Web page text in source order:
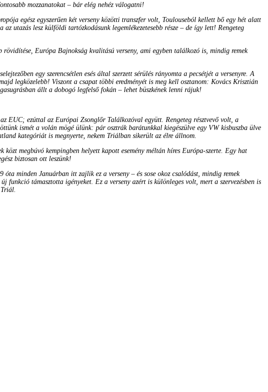
mozzanatokat – bár elég nehéz válogatni!
egész egyszerűen két verseny közötti transzfer volt, Toulouseból kellett bő egy hét alatt
utazás lesz külföldi tartózkodásunk legemlékezetesebb része – de így lett! Rengeteg
Európa Bajnokság kvalitású verseny, ami egyben találkozó is, mindig remek
egy szerencsétlen esés által szerzett sérülés rányomta a pecsétjét a versenyre. A
legközelebb! Viszont a csapat többi eredményét is meg kell osztanom: Kovács Krisztián
állt a dobogó legfelső fokán – lehet büszkének lenni rájuk!
EUC; ezúttal az Európai Zsonglőr Találkozóval együtt. Rengeteg résztvevő volt, a
ismét a volán mögé ülünk: pár osztrák barátunkkal kiegészülve egy VW kisbuszba ülve
kategóriát is megnyerte, nekem Triálban sikerült az élre állnom.
megbúvó kempingben helyett kapott esemény méltán híres Európa-szerte. Egy hat
biztosan ott leszünk!
minden Januárban itt zajlik ez a verseny – és sose okoz csalódást, mindig remek
támasztotta igényeket. Ez a verseny azért is különleges volt, mert a szervezésben is